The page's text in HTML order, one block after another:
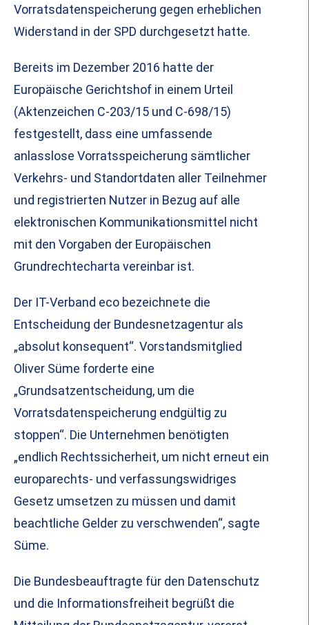
Vorratsdatenspeicherung gegen erheblichen
Widerstand in der SPD durchgesetzt hatte.
Bereits im Dezember 2016 hatte der
Europäische Gerichtshof in einem Urteil
(Aktenzeichen C-203/15 und C-698/15)
festgestellt, dass eine umfassende
anlasslose Vorratsspeicherung sämtlicher
Verkehrs- und Standortdaten aller Teilnehmer
und registrierten Nutzer in Bezug auf alle
elektronischen Kommunikationsmittel nicht
mit den Vorgaben der Europäischen
Grundrechtecharta vereinbar ist.
Der IT-Verband eco bezeichnete die
Entscheidung der Bundesnetzagentur als
„absolut konsequent“. Vorstandsmitglied
Oliver Süme forderte eine
„Grundsatzentscheidung, um die
Vorratsdatenspeicherung endgültig zu
stoppen“. Die Unternehmen benötigten
„endlich Rechtssicherheit, um nicht erneut ein
europarechts- und verfassungswidriges
Gesetz umsetzen zu müssen und damit
beachtliche Gelder zu verschwenden“, sagte
Süme.
Die Bundesbeauftragte für den Datenschutz
und die Informationsfreiheit begrüßt die